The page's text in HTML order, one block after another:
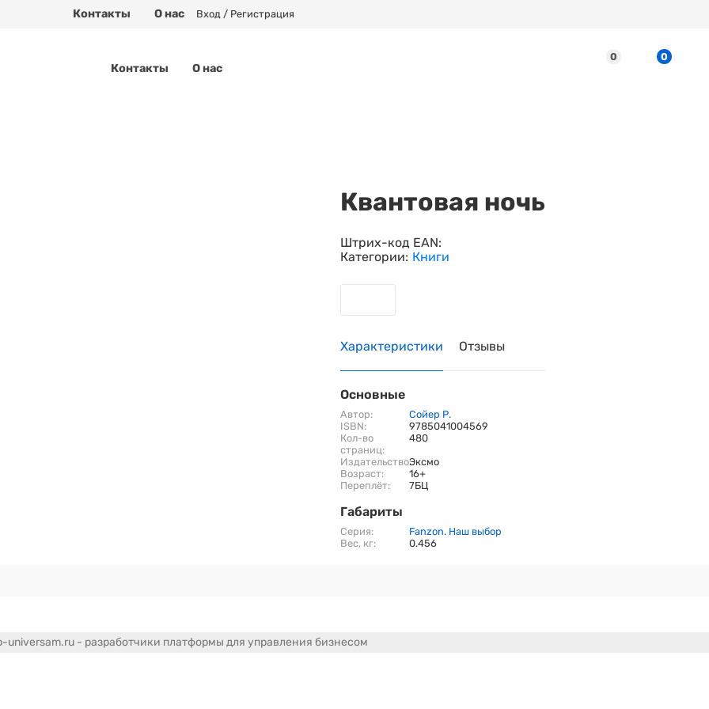
Контакты О нас Вход / Регистрация
Контакты О нас
0 0
Квантовая ночь
Штрих-код EAN:
Категории: Книги
Характеристики Отзывы
Основные
Автор:
Сойер Р.
ISBN:
9785041004569
Кол-во
страниц:
480
Издательство:Эксмо
Возраст:
16+
Переплёт:
7БЦ
Габариты
Серия:
Fanzon. Наш выбор
Вес, кг:
0.456
universam.ru - разработчики платформы для управления бизнесом